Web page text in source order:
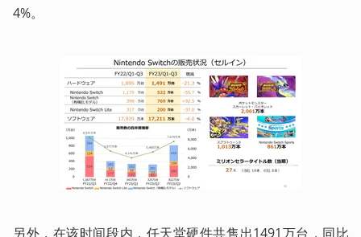
4%。
另外，在该时间段内，任天堂硬件共售出1491万台，同比